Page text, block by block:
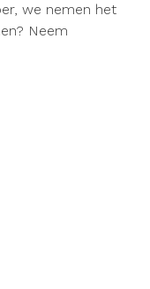
we nemen het
Neem